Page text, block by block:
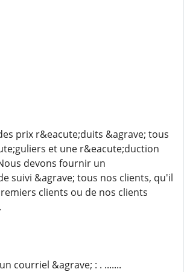
prix r&eacute;duits &agrave; tous
et une r&eacute;duction
devons fournir un
suivi &agrave; tous nos clients, qu'il
clients ou de nos clients
courriel &agrave; : . .......